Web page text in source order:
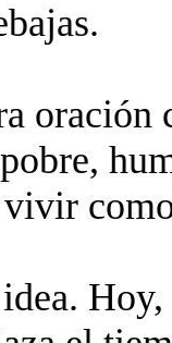
oración
vivir